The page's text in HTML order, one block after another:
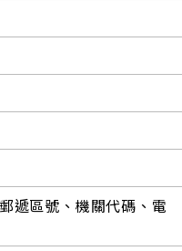
遞區號、機關代碼、電